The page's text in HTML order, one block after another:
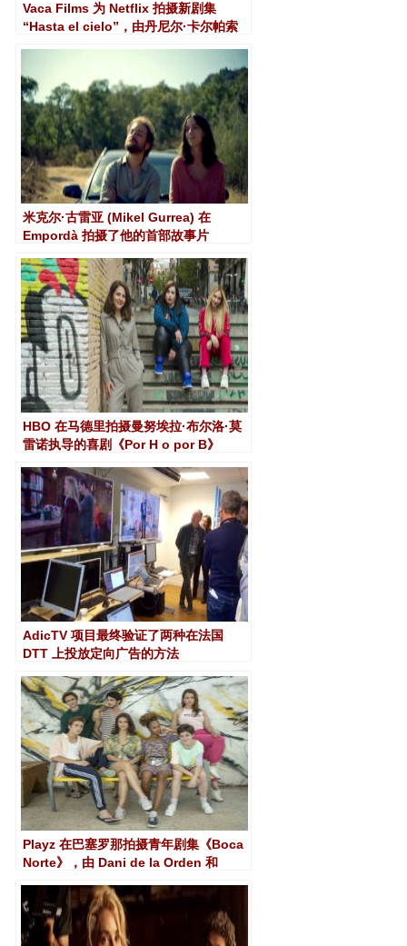
Vaca Films 为 Netflix 拍摄新剧集
“Hasta el cielo”，由丹尼尔·卡尔帕索
米克尔·古雷亚 (Mikel Gurrea) 在
Empordà 拍摄了他的首部故事片
HBO 在马德里拍摄曼努埃拉·布尔洛·莫
雷诺执导的喜剧《Por H o por B》
AdicTV 项目最终验证了两种在法国
DTT 上投放定向广告的方法
Playz 在巴塞罗那拍摄青年剧集《Boca
Norte》，由 Dani de la Orden 和